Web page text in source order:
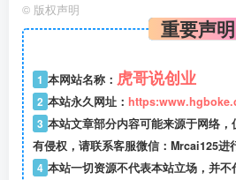
© 版权声明
重要声明
1 本网站名称： 虎哥说创业
2 本站永久网址：
3 本站文章部分内容可能来源于网络
有侵权，请联系客服微信：Mrcai125进
4 本站一切资源不代表本站立场，并